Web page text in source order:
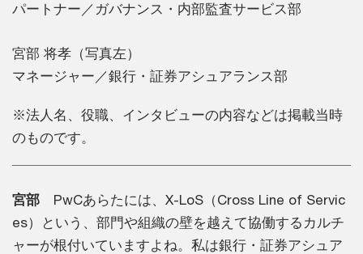
パートナー／ガバナンス・内部監査サービス部
宮部 将孝（写真左）
マネージャー／銀行・証券アシュアランス部
※法人名、役職、インタビューの内容などは掲載当時
のものです。
宮部 PwCあらたには、X-LoS（Cross Line of Servic
es）という、部門や組織の壁を越えて協働するカルチ
ャーが根付いていますよね。私は銀行・証券アシュア